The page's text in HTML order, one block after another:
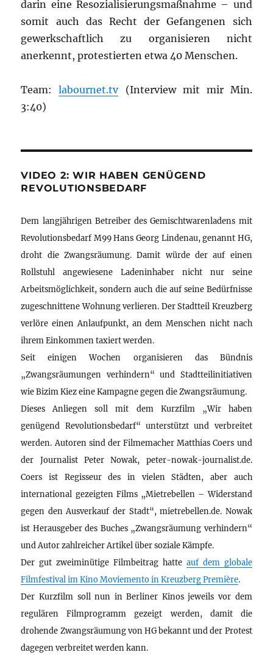
darin eine Resozialisierungsmaßnahme – und
somit auch das Recht der Gefangenen sich
gewerkschaftlich zu organisieren nicht
anerkennt, protestierten etwa 40 Menschen.
Team:labournet.tv(Interview mit mir Min.
3:40)
VIDEO 2: WIR HABEN GENÜGEND
REVOLUTIONSBEDARF
Dem langjährigen Betreiber des Gemischtwarenladens mit
Revolutionsbedarf M99 Hans Georg Lindenau, genannt HG,
droht die Zwangsräumung. Damit würde der auf einen
Rollstuhl angewiesene Ladeninhaber nicht nur seine
Arbeitsmöglichkeit, sondern auch die auf seine Bedürfnisse
zugeschnittene Wohnung verlieren. Der Stadtteil Kreuzberg
verlöre einen Anlaufpunkt, an dem Menschen nicht nach
ihrem Einkommen taxiert werden.
Seit einigen Wochen organisieren das Bündnis
„Zwangsräumungen verhindern“ und Stadtteilinitiativen
wie Bizim Kiez eine Kampagne gegen die Zwangsräumung.
Dieses Anliegen soll mit dem Kurzfilm „Wir haben
genügend Revolutionsbedarf“ unterstützt und verbreitet
werden. Autoren sind der Filmemacher Matthias Coers und
der Journalist Peter Nowak, peter-nowak-journalist.de.
Coers ist Regisseur des in vielen Städten, aber auch
international gezeigten Films „Mietrebellen – Widerstand
gegen den Ausverkauf der Stadt“, mietrebellen.de. Nowak
ist Herausgeber des Buches „Zwangsräumung verhindern“
und Autor zahlreicher Artikel über soziale Kämpfe.
Der gut zweiminütige Filmbeitrag hatte auf dem globale
Filmfestival im Kino Moviemento in Kreuzberg Première.
Der Kurzfilm soll nun in Berliner Kinos jeweils vor dem
regulären Filmprogramm gezeigt werden, damit die
drohende Zwangsräumung von HG bekannt und der Protest
dagegen verbreitet werden kann.